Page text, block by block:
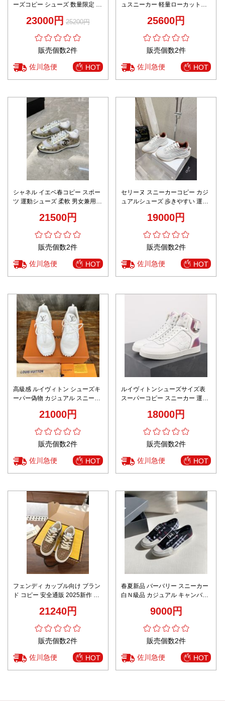
ーズコピー シューズ 数量限定 ダ
G8S7H レディース ブルー
23000円 25200円
販売個数2件
佐川急便 HOT
ュスニーカー 軽量ローカットデ
25600円
販売個数2件
佐川急便 HOT
シャネル イエベ春コピー スポー
ツ 運動シューズ 柔軟 男女兼用
21500円
販売個数2件
佐川急便 HOT
セリーヌ スニーカーコピー カジ
ュアルシューズ 歩きやすい 運動
19000円
販売個数2件
佐川急便 HOT
高級感 ルイヴィトン シューズキ
ーパー偽物 カジュアル スニーカ
21000円
販売個数2件
佐川急便 HOT
ルイヴィトンシューズサイズ表
スーパーコピー スニーカー 運動
G8S7H ホワイト
18000円
販売個数2件
佐川急便 HOT
フェンディ カップル向け ブラン
ド コピー 安全通販 2025新作 激
縫製 高級感仕上げ
21240円
販売個数2件
佐川急便 HOT
春夏新品 バーバリー スニーカー
白Ｎ級品 カジュアル キャンバス
9000円
販売個数2件
佐川急便 HOT